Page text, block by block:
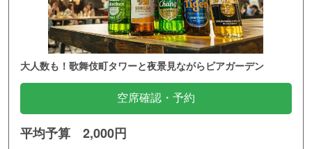
大人数も！歌舞伎町タワーと夜景見ながらビアガーデン
空席確認・予約
平均予算 2,000円